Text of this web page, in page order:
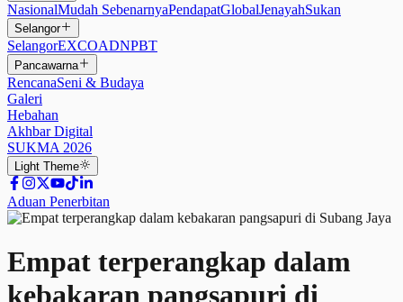
NasionalMudah SebenarnyaPendapatGlobalJenayahSukan
Selangor
SelangorEXCOADNPBT
Pancawarna
RencanaSeni & Budaya
Galeri
Hebahan
Akhbar Digital
SUKMA 2026
Light Theme
Aduan Penerbitan
Empat terperangkap dalam
kebakaran pangsapuri di